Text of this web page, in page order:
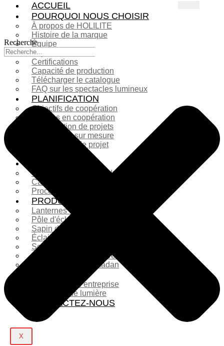
ACCUEIL
POURQUOI NOUS CHOISIR
À propos de HOLILITE
Histoire de la marque
Équipe
Expositions
Certifications
Capacité de production
Télécharger le catalogue
FAQ sur les spectacles lumineux
PLANIFICATION
Objectifs de coopération
Lampes en coopération
Présentation de projets
Conception sur mesure
Planification de projet
Comparaison des produits
Cas réels de tournage
Processus de production
PRODUITS
Lanternes décoratives
Pôle d'éclairage
Sapin de Noël
Éclairage de Noël
Sculpture en fibre de verre
Sculpture en fibre de verre
Décorations du ramadan
Actualités de l’entreprise
Spectacle de lumière
CONTACTEZ-NOUS
X
Recherche